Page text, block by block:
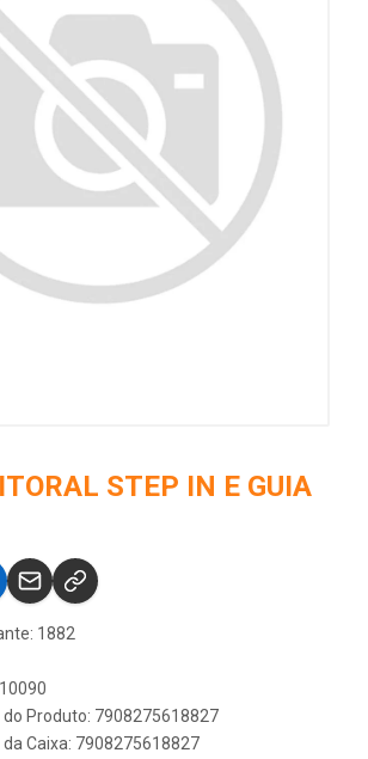
STEP IN E GUIA
1882
do Produto: 7908275618827
Caixa: 7908275618827